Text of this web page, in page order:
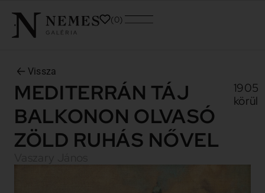
0
Vissza
MEDITERRÁN TÁJ
BALKONON OLVASÓ
ZÖLD RUHÁS NŐVEL
1905
körül